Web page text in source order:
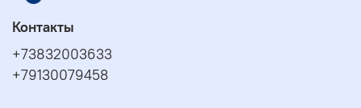
Контакты
+73832003633
+79130079458